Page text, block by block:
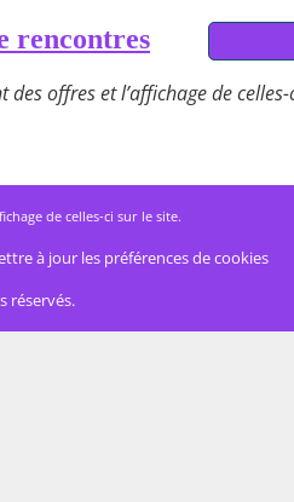
rencontres
offres et l’affichage de celles-
de celles-ci sur le site.
à jour les préférences de cookies
réservés.